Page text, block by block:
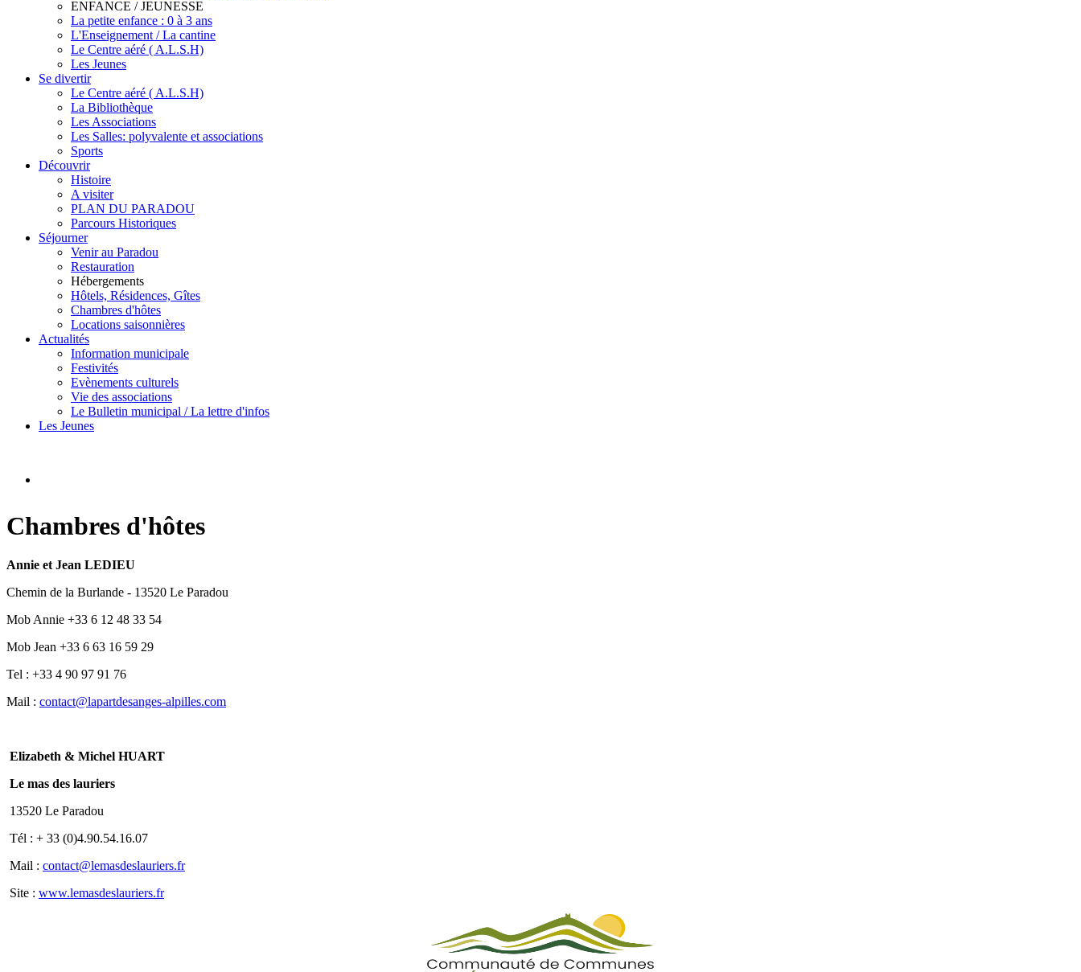
ENFANCE / JEUNESSE
La petite enfance : 0 à 3 ans
L'Enseignement / La cantine
Le Centre aéré ( A.L.S.H)
Les Jeunes
Se divertir
Le Centre aéré ( A.L.S.H)
La Bibliothèque
Les Associations
Les Salles: polyvalente et associations
Sports
Découvrir
Histoire
A visiter
PLAN DU PARADOU
Parcours Historiques
Séjourner
Venir au Paradou
Restauration
Hébergements
Hôtels, Résidences, Gîtes
Chambres d'hôtes
Locations saisonnières
Actualités
Information municipale
Festivités
Evènements culturels
Vie des associations
Le Bulletin municipal / La lettre d'infos
Les Jeunes
Chambres d'hôtes
Annie et Jean LEDIEU
Chemin de la Burlande - 13520 Le Paradou
Mob Annie +33 6 12 48 33 54
Mob Jean +33 6 63 16 59 29
Tel : +33 4 90 97 91 76
Mail : contact@lapartdesanges-alpilles.com
Elizabeth & Michel HUART
Le mas des lauriers
13520 Le Paradou
Tél : + 33 (0)4.90.54.16.07
Mail : contact@lemasdeslauriers.fr
Site : www.lemasdeslauriers.fr